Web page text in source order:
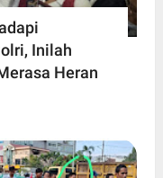
Inilah
Heran